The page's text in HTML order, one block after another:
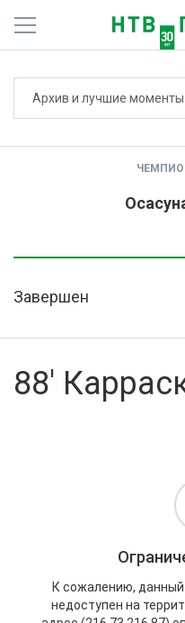
О сайте
Архив и лучшие моменты
Завершен
88'